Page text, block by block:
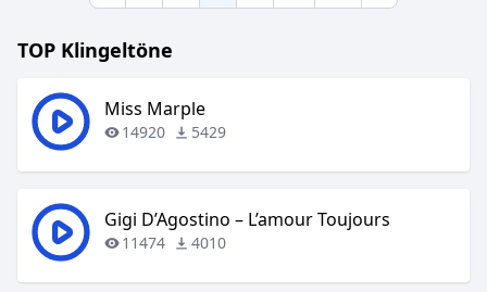
TOP Klingeltöne
Miss Marple
14920 5429
Gigi D’Agostino – L’amour Toujours
11474 4010